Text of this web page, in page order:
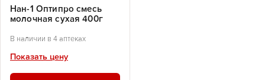
Нан-1 Оптипро смесь
молочная сухая 400г
В наличии в 4 аптеках
Показать цену